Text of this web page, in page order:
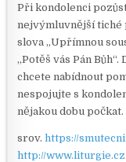
Při kondolenci
nejvýmluvnější tiché
slova „Upřímnou
„Potěš vás Pán
chcete nabídnout
nespojujte s
nějakou dobu počkat.
srov.https://
http://